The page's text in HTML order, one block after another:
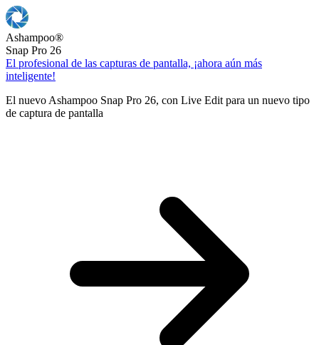
Ashampoo®
Snap Pro 26
El profesional de las capturas de pantalla, ¡ahora aún más
inteligente!
El nuevo Ashampoo Snap Pro 26, con Live Edit para un nuevo tipo
de captura de pantalla